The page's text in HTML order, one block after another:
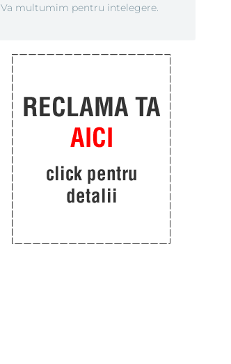
Va multumim pentru intelegere.